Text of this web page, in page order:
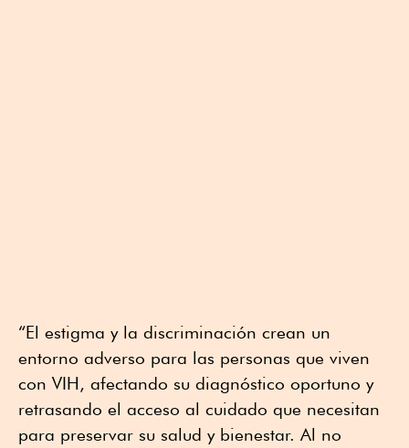
“El estigma y la discriminación crean un
entorno adverso para las personas que viven
con VIH, afectando su diagnóstico oportuno y
retrasando el acceso al cuidado que necesitan
para preservar su salud y bienestar. Al no